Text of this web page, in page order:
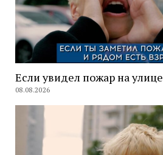
Если увидел пожар на улице
08.08.2026